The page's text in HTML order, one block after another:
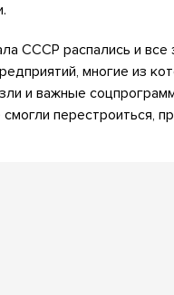
СССР распались и все
многие из
и важные
перестроиться,